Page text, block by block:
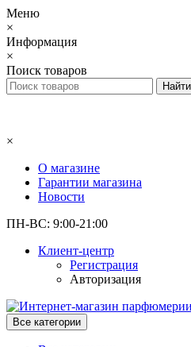
Меню
×
Информация
×
Поиск товаров
×
О магазине
Гарантии магазина
Новости
ПН-ВС: 9:00-21:00
Клиент-центр
Регистрация
Авторизация
Все категории